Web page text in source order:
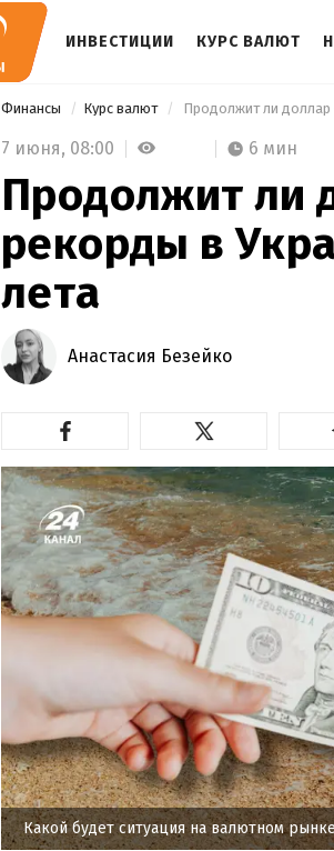
ИНВЕСТИЦИИ КУРС ВАЛЮТ
Финансы Курс валют Продолжит ли доллар
7 июня, 08:00 6 мин
Продолжит ли
рекорды в
лета
Анастасия Безейко
Какой будет ситуация на валютном